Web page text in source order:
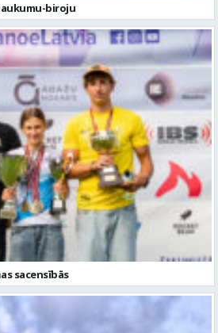
biroju
sacensībās